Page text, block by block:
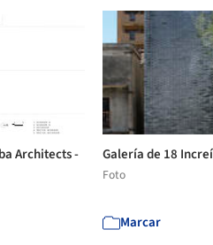
Architects -
Galería de 18
Foto
Marcar